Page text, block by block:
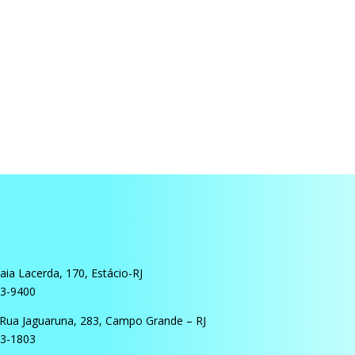
Lacerda, 170, Estácio-RJ
9400
Rua Jaguaruna, 283, Campo Grande – RJ
1803